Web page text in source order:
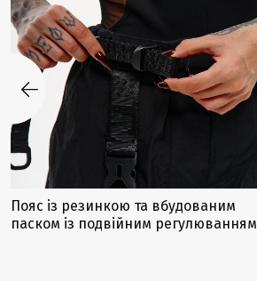
Пояс із резинкою та вбудованим
паском із подвійним регулюванням